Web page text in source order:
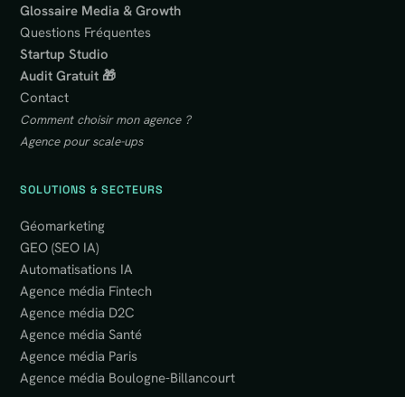
Glossaire Media & Growth
Questions Fréquentes
Startup Studio
Audit Gratuit 🎁
Contact
Comment choisir mon agence ?
Agence pour scale-ups
SOLUTIONS & SECTEURS
Géomarketing
GEO (SEO IA)
Automatisations IA
Agence média Fintech
Agence média D2C
Agence média Santé
Agence média Paris
Agence média Boulogne-Billancourt